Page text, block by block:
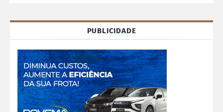
PUBLICIDADE